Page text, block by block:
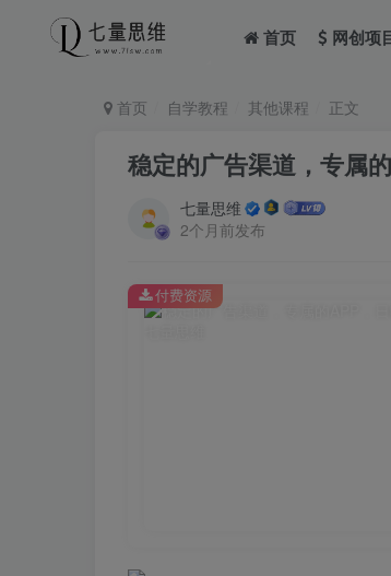
首页 网创项
首页 自学教程 其他课程 正文
稳定的广告渠道，专属
七量思维
2个月前发布
付费资源